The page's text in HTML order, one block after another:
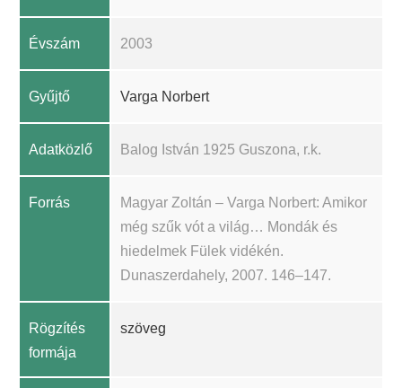
Évszám 2003
Gyűjtő Varga Norbert
Adatközlő Balog István 1925 Guszona, r.k.
Forrás
Magyar Zoltán – Varga Norbert: Amikor
még szűk vót a világ… Mondák és
hiedelmek Fülek vidékén.
Dunaszerdahely, 2007. 146–147.
Rögzítés
formája
szöveg